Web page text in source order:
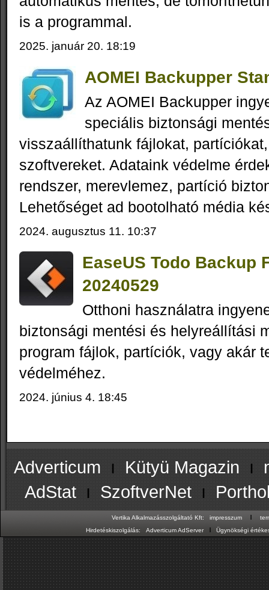
is a programmal.
2025. január 20. 18:19
AOMEI Backupper
Az AOMEI Backupper
speciális biztonsági
visszaállíthatunk fájlokat,
szoftvereket. Adataink védelme
rendszer, merevlemez, partíció
Lehetőséget ad bootolható média
2024. augusztus 11. 10:37
EaseUS Todo Backup
20240529
Otthoni használatra
biztonsági mentési és helyreállítási
program fájlok, partíciók, vagy akár
védelméhez.
2024. június 4. 18:45
Adverticum ı Kütyü Magazinı
AdStat ıSzoftverNetı
Vertika Alkalmazásszolgáltató Kft: impresszum ı
Hirdetéskiszolgálás:
Adverticum AdServer ıÜgynökségi